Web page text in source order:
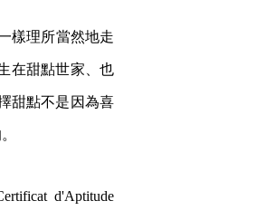
樣理所當然地走
在甜點世家、也
甜點不是因為喜
d'Aptitude